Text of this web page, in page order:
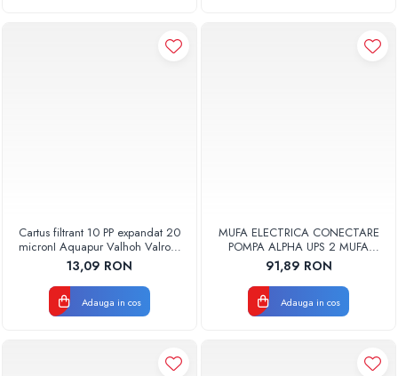
Cartus filtrant 10 PP expandat 20
micronI Aquapur Valhoh Valrom
AQUA07000110020
13,09 RON
Adauga in cos
MUFA ELECTRICA CONECTARE
POMPA ALPHA UPS 2 MUFA
ELECTRICA GRUNDFOS
91,89 RON
Adauga in cos